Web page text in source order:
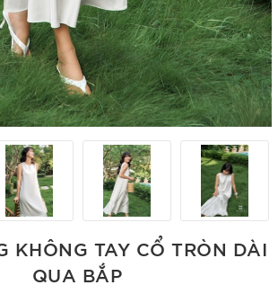
KHÔNG TAY CỔ TRÒN DÀI
QUA BẮP